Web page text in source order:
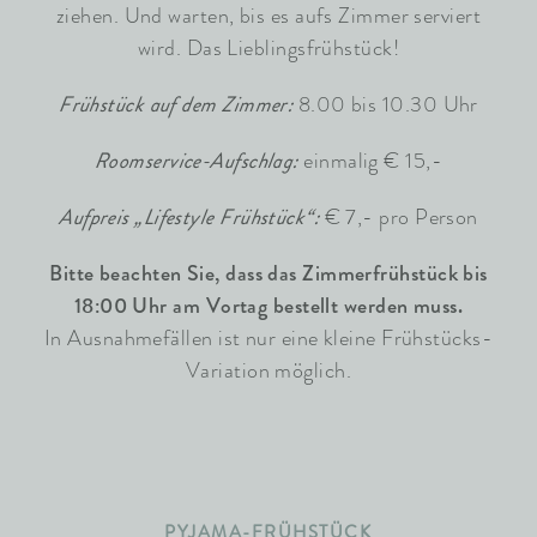
ziehen. Und warten, bis es aufs Zimmer serviert
wird. Das Lieblingsfrühstück!
Frühstück auf dem Zimmer:8.00 bis 10.30 Uhr
Roomservice-Aufschlag:einmalig € 15,-
Aufpreis „Lifestyle Frühstück“:€ 7,- pro Person
Bitte beachten Sie, dass das Zimmerfrühstück bis
18:00 Uhr am Vortag bestellt werden muss.
In Ausnahmefällen ist nur eine kleine Frühstücks-
Variation möglich.
PYJAMA-FRÜHSTÜCK